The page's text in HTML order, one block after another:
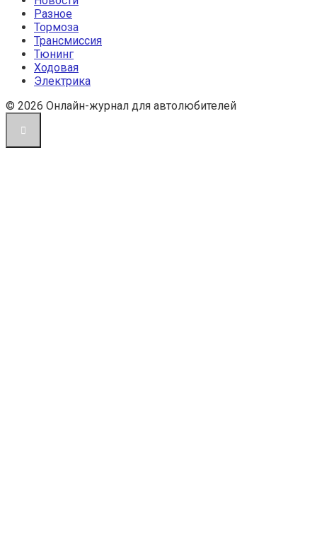
Разное
Тормоза
Трансмиссия
Тюнинг
Ходовая
Электрика
© 2026 Онлайн-журнал для автолюбителей